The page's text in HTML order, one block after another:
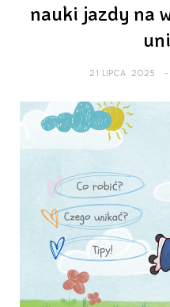
nauki jazdy na
21 LIPCA 2025